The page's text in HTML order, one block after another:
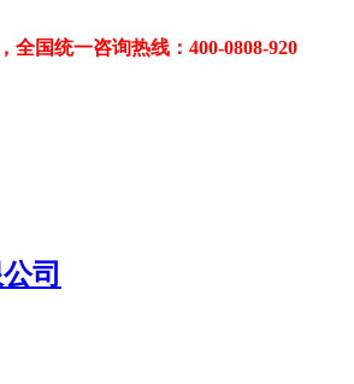
国统一咨询热线：400-0808-920